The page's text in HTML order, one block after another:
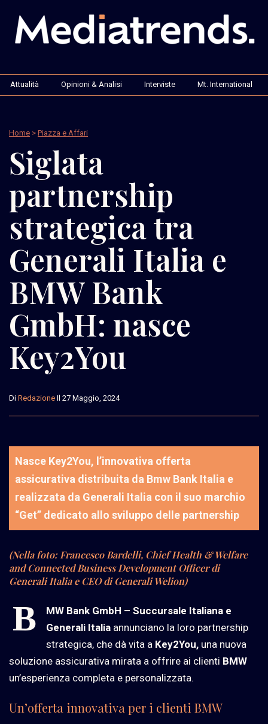
Attualità Opinioni & Analisi Interviste Mt. International
Home > Piazza e Affari
Siglata
partnership
strategica tra
Generali Italia e
BMW Bank
GmbH: nasce
Key2You
Di Redazione Il 27 Maggio, 2024
Nasce Key2You, l’innovativa offerta
assicurativa distribuita da Bmw Bank Italia e
realizzata da Generali Italia con il suo marchio
“Get” dedicato allo sviluppo delle partnership
(Nella foto: Francesco Bardelli, Chief Health & Welfare
and Connected Business Development Officer di
Generali Italia e CEO di Generali Welion)
B
MW Bank GmbH – Succursale Italiana e
Generali Italia annunciano la loro partnership
strategica, che dà vita a Key2You, una nuova
soluzione assicurativa mirata a offrire ai clienti BMW
un’esperienza completa e personalizzata.
Un’offerta innovativa per i clienti BMW